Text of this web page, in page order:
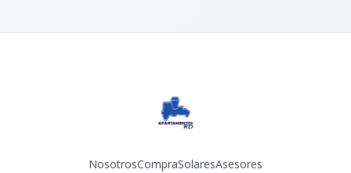
NosotrosCompraSolaresAsesores